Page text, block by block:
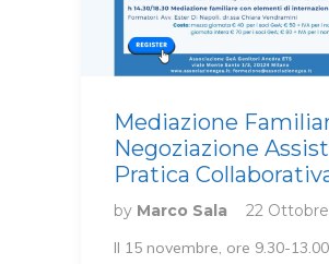
Mediazione
Negoziazione
Pratica
by Marco Sala
22
Il 15 novembre, ore 9.30-